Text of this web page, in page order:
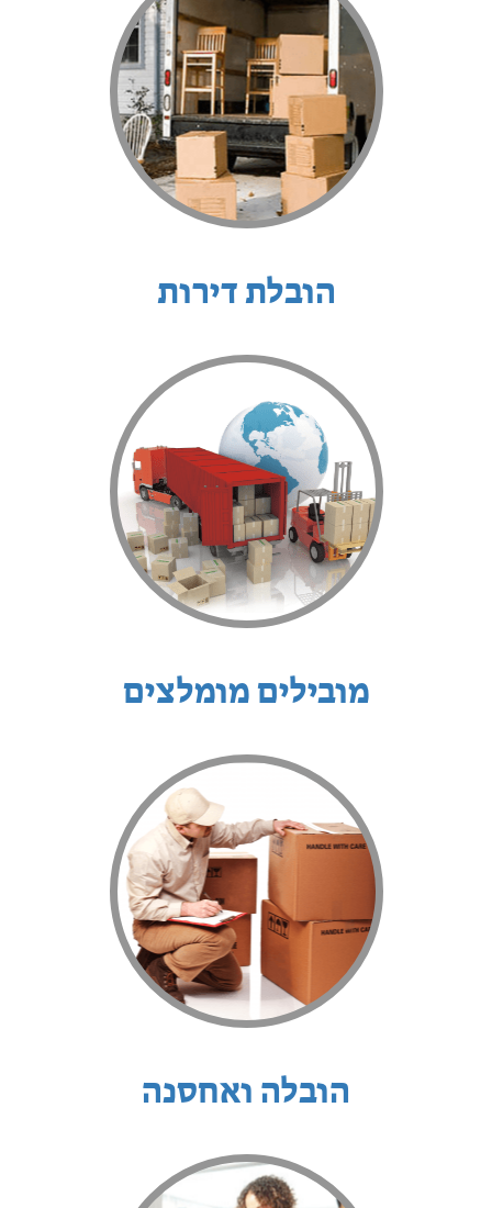
הובלת דירות
מובילים מומלצים
הובלה ואחסנה